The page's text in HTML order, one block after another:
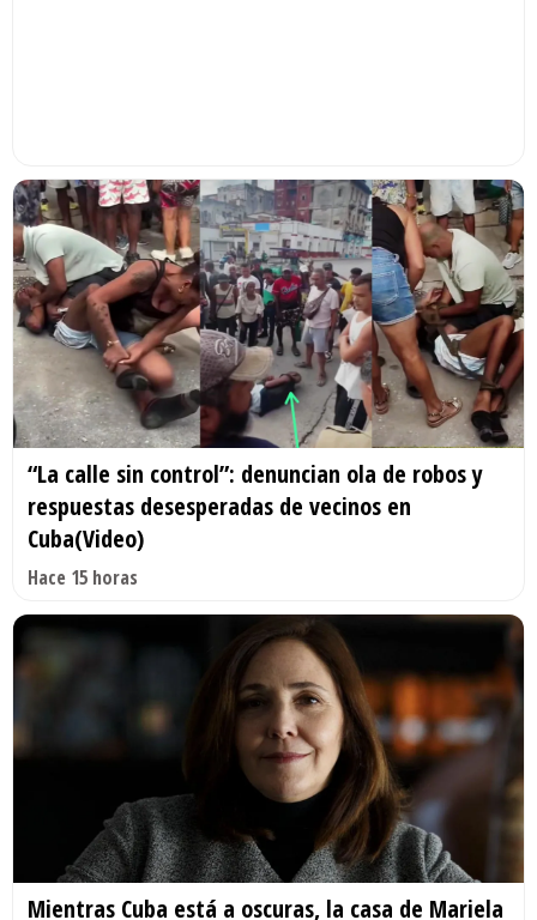
“La calle sin control”: denuncian ola de robos y
respuestas desesperadas de vecinos en
Cuba(Video)
Hace 15 horas
Mientras Cuba está a oscuras, la casa de Mariela